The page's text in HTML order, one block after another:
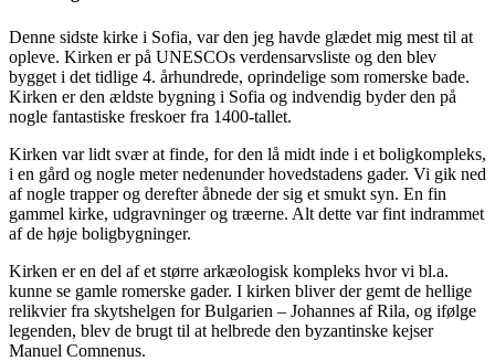
Denne sidste kirke i Sofia, var den jeg havde glædet mig mest til at
opleve. Kirken er på UNESCOs verdensarvsliste og den blev
bygget i det tidlige 4. århundrede, oprindelige som romerske bade.
Kirken er den ældste bygning i Sofia og indvendig byder den på
nogle fantastiske freskoer fra 1400-tallet.
Kirken var lidt svær at finde, for den lå midt inde i et boligkompleks,
i en gård og nogle meter nedenunder hovedstadens gader. Vi gik ned
af nogle trapper og derefter åbnede der sig et smukt syn. En fin
gammel kirke, udgravninger og træerne. Alt dette var fint indrammet
af de høje boligbygninger.
Kirken er en del af et større arkæologisk kompleks hvor vi bl.a.
kunne se gamle romerske gader. I kirken bliver der gemt de hellige
relikvier fra skytshelgen for Bulgarien – Johannes af Rila, og ifølge
legenden, blev de brugt til at helbrede den byzantinske kejser
Manuel Comnenus.